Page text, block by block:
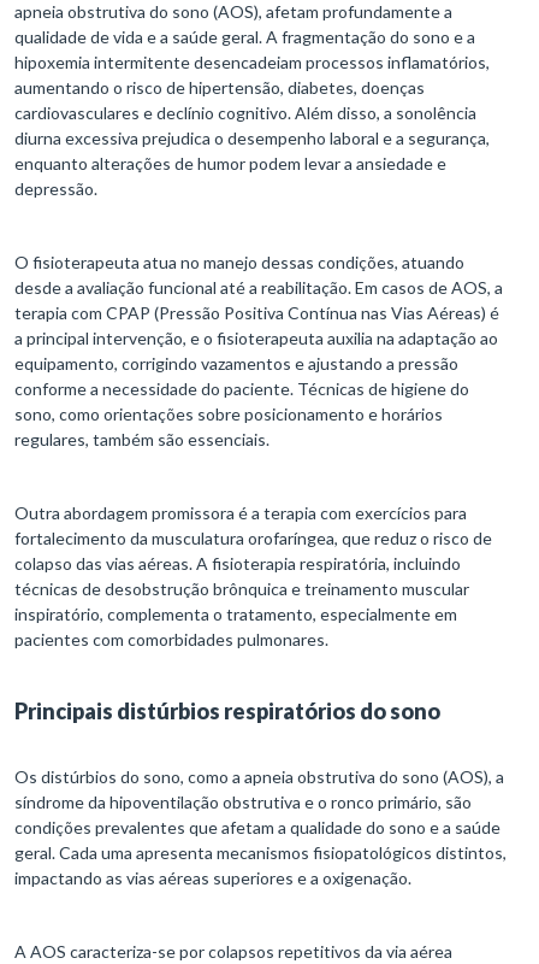
apneia obstrutiva do sono (AOS), afetam profundamente a
qualidade de vida e a saúde geral. A fragmentação do sono e a
hipoxemia intermitente desencadeiam processos inflamatórios,
aumentando o risco de hipertensão, diabetes, doenças
cardiovasculares e declínio cognitivo. Além disso, a sonolência
diurna excessiva prejudica o desempenho laboral e a segurança,
enquanto alterações de humor podem levar a ansiedade e
depressão.
O fisioterapeuta atua no manejo dessas condições, atuando
desde a avaliação funcional até a reabilitação. Em casos de AOS, a
terapia com CPAP (Pressão Positiva Contínua nas Vias Aéreas) é
a principal intervenção, e o fisioterapeuta auxilia na adaptação ao
equipamento, corrigindo vazamentos e ajustando a pressão
conforme a necessidade do paciente. Técnicas de higiene do
sono, como orientações sobre posicionamento e horários
regulares, também são essenciais.
Outra abordagem promissora é a terapia com exercícios para
fortalecimento da musculatura orofaríngea, que reduz o risco de
colapso das vias aéreas. A fisioterapia respiratória, incluindo
técnicas de desobstrução brônquica e treinamento muscular
inspiratório, complementa o tratamento, especialmente em
pacientes com comorbidades pulmonares.
Principais distúrbios respiratórios do sono
Os distúrbios do sono, como a apneia obstrutiva do sono (AOS), a
síndrome da hipoventilação obstrutiva e o ronco primário, são
condições prevalentes que afetam a qualidade do sono e a saúde
geral. Cada uma apresenta mecanismos fisiopatológicos distintos,
impactando as vias aéreas superiores e a oxigenação.
A AOS caracteriza-se por colapsos repetitivos da via aérea